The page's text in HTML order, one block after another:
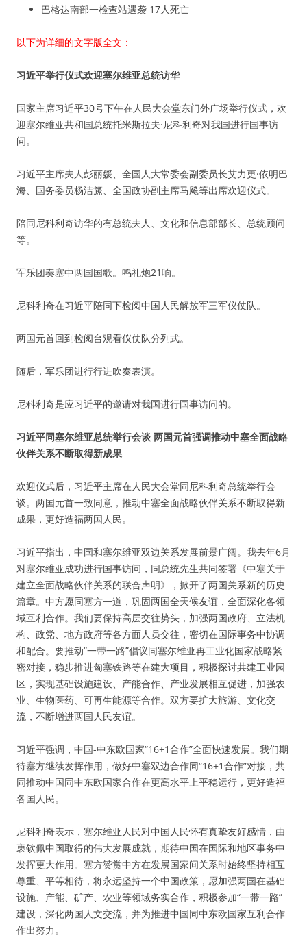
巴格达南部一检查站遇袭 17人死亡
以下为详细的文字版全文：
习近平举行仪式欢迎塞尔维亚总统访华
国家主席习近平30号下午在人民大会堂东门外广场举行仪式，欢
迎塞尔维亚共和国总统托米斯拉夫·尼科利奇对我国进行国事访
问。
习近平主席夫人彭丽媛、全国人大常委会副委员长艾力更·依明巴
海、国务委员杨洁篪、全国政协副主席马飚等出席欢迎仪式。
陪同尼科利奇访华的有总统夫人、文化和信息部部长、总统顾问
等。
军乐团奏塞中两国国歌。鸣礼炮21响。
尼科利奇在习近平陪同下检阅中国人民解放军三军仪仗队。
两国元首回到检阅台观看仪仗队分列式。
随后，军乐团进行行进吹奏表演。
尼科利奇是应习近平的邀请对我国进行国事访问的。
习近平同塞尔维亚总统举行会谈 两国元首强调推动中塞全面战略
伙伴关系不断取得新成果
欢迎仪式后，习近平主席在人民大会堂同尼科利奇总统举行会
谈。两国元首一致同意，推动中塞全面战略伙伴关系不断取得新
成果，更好造福两国人民。
习近平指出，中国和塞尔维亚双边关系发展前景广阔。我去年6月
对塞尔维亚成功进行国事访问，同总统先生共同签署《中塞关于
建立全面战略伙伴关系的联合声明》，掀开了两国关系新的历史
篇章。中方愿同塞方一道，巩固两国全天候友谊，全面深化各领
域互利合作。我们要保持高层交往势头，加强两国政府、立法机
构、政党、地方政府等各方面人员交往，密切在国际事务中协调
和配合。要推动“一带一路”倡议同塞尔维亚再工业化国家战略紧
密对接，稳步推进匈塞铁路等在建大项目，积极探讨共建工业园
区，实现基础设施建设、产能合作、产业发展相互促进，加强农
业、生物医药、可再生能源等合作。双方要扩大旅游、文化交
流，不断增进两国人民友谊。
习近平强调，中国-中东欧国家“16+1合作”全面快速发展。我们期
待塞方继续发挥作用，做好中塞双边合作同“16+1合作”对接，共
同推动中国同中东欧国家合作在更高水平上平稳运行，更好造福
各国人民。
尼科利奇表示，塞尔维亚人民对中国人民怀有真挚友好感情，由
衷钦佩中国取得的伟大发展成就，期待中国在国际和地区事务中
发挥更大作用。塞方赞赏中方在发展国家间关系时始终坚持相互
尊重、平等相待，将永远坚持一个中国政策，愿加强两国在基础
设施、产能、矿产、农业等领域务实合作，积极参加“一带一路”
建设，深化两国人文交流，并为推进中国同中东欧国家互利合作
作出努力。